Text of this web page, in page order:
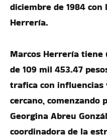
diciembre de 1984 con
Herrería.
Marcos Herrería tiene
de 109 mil 453.47
trafica con
cercano, comenzando
Georgina Abreu
coordinadora de la